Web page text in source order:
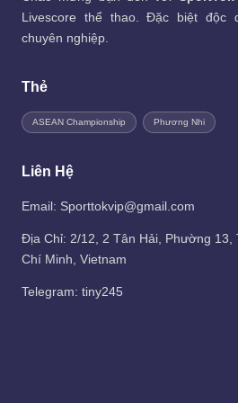
Livescore thể thao. Đặc biệt độc
chuyên nghiệp.
Thẻ
ASEAN Championship Phương Nhi
Liên Hệ
Email: Sporttokvip@gmail.com
Địa Chỉ: 2/12, 2 Tân Hải, Phường 13,
Chí Minh, Vietnam
Telegram: tiny245